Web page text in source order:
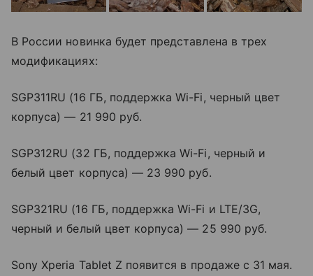
В России новинка будет представлена в трех
модификациях:
SGP311RU (16 ГБ, поддержка Wi-Fi, черный цвет
корпуса) — 21 990 руб.
SGP312RU (32 ГБ, поддержка Wi-Fi, черный и
белый цвет корпуса) — 23 990 руб.
SGP321RU (16 ГБ, поддержка Wi-Fi и LTE/3G,
черный и белый цвет корпуса) — 25 990 руб.
Sony Xperia Tablet Z появится в продаже с 31 мая.